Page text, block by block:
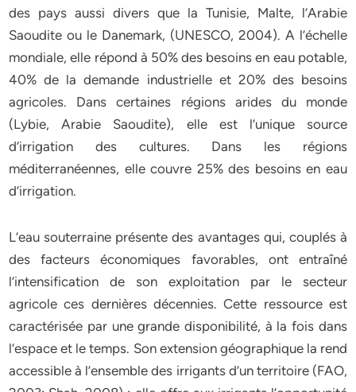
des pays aussi divers que la Tunisie, Malte, l’Arabie
Saoudite ou le Danemark, (UNESCO, 2004). A l’échelle
mondiale, elle répond à 50% des besoins en eau potable,
40% de la demande industrielle et 20% des besoins
agricoles. Dans certaines régions arides du monde
(Lybie, Arabie Saoudite), elle est l’unique source
d’irrigation des cultures. Dans les régions
méditerranéennes, elle couvre 25% des besoins en eau
d’irrigation.
L’eau souterraine présente des avantages qui, couplés à
des facteurs économiques favorables, ont entraîné
l’intensification de son exploitation par le secteur
agricole ces dernières décennies. Cette ressource est
caractérisée par une grande disponibilité, à la fois dans
l’espace et le temps. Son extension géographique la rend
accessible à l’ensemble des irrigants d’un territoire (FAO,